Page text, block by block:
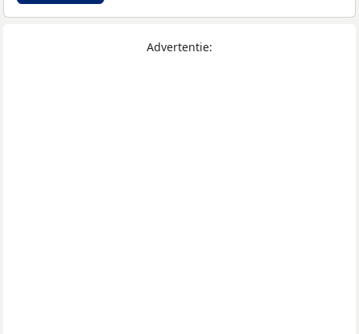
Advertentie: